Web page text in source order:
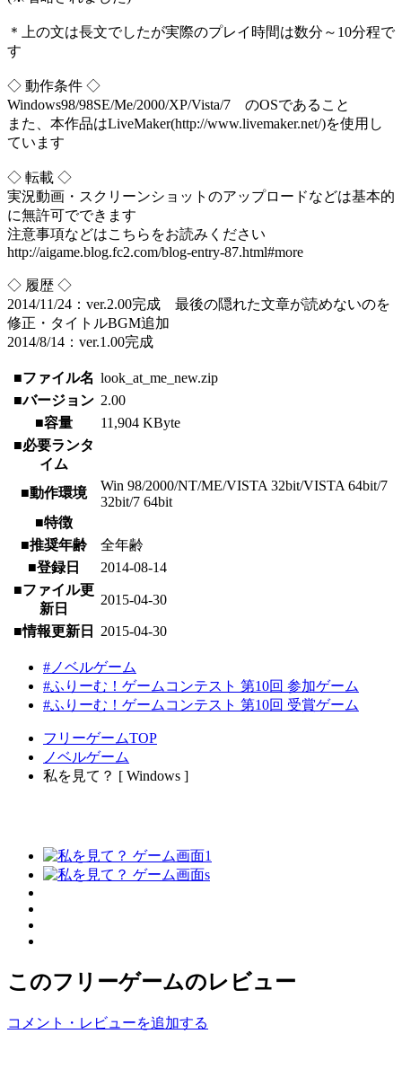
＊上の文は長文でしたが実際のプレイ時間は数分～10分程で
す
◇ 動作条件 ◇
Windows98/98SE/Me/2000/XP/Vista/7 のOSであること
また、本作品はLiveMaker(http://www.livemaker.net/)を使用し
ています
◇ 転載 ◇
実況動画・スクリーンショットのアップロードなどは基本的
に無許可でできます
注意事項などはこちらをお読みください
http://aigame.blog.fc2.com/blog-entry-87.html#more
◇ 履歴 ◇
2014/11/24：ver.2.00完成 最後の隠れた文章が読めないのを
修正・タイトルBGM追加
2014/8/14：ver.1.00完成
■ファイル名 look_at_me_new.zip
■バージョン 2.00
■容量
11,904 KByte
■必要ランタ
イム
■動作環境
Win 98/2000/NT/ME/VISTA 32bit/VISTA 64bit/7
32bit/7 64bit
■特徴
■推奨年齢
全年齢
■登録日
2014-08-14
■ファイル更
新日
2015-04-30
■情報更新日 2015-04-30
#ノベルゲーム
#ふりーむ！ゲームコンテスト 第10回 参加ゲーム
#ふりーむ！ゲームコンテスト 第10回 受賞ゲーム
フリーゲームTOP
ノベルゲーム
私を見て？ [ Windows ]
このフリーゲームのレビュー
コメント・レビューを追加する